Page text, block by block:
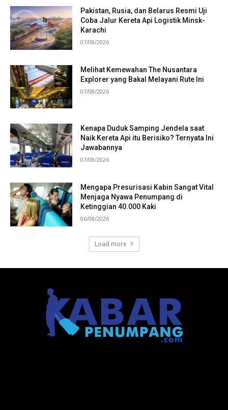
Pakistan, Rusia, dan Belarus Resmi Uji
Coba Jalur Kereta Api Logistik Minsk-
Karachi
07/08/2026
Melihat Kemewahan The Nusantara
Explorer yang Bakal Melayani Rute Ini
07/08/2026
Kenapa Duduk Samping Jendela saat
Naik Kereta Api itu Berisiko? Ternyata Ini
Jawabannya
07/08/2026
Mengapa Presurisasi Kabin Sangat Vital
Menjaga Nyawa Penumpang di
Ketinggian 40.000 Kaki
06/08/2026
Load more